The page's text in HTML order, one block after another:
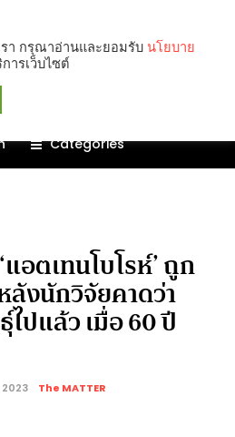
Categories
อตเทนโบโรห์’ ถูก
งนักวิจัยคาดว่า
ปแล้ว เมื่อ 60 ปี
The MATTER
รา กรุณาอ่านและยอมรับ นโยบาย
ารเว็บไซต์